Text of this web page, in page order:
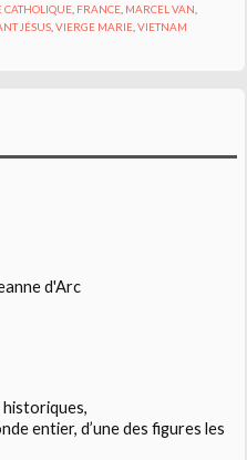
CATHOLIQUE, FRANCE, MARCEL VAN
JÉSUS ,VIERGE MARIE ,VIETNAM
d'Arc
entier, d’une des figures les